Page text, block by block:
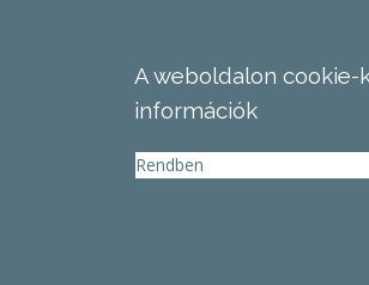
A weboldalon cookie-
információk
Rendben